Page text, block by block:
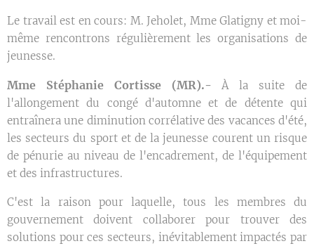
Le travail est en cours: M. Jeholet, Mme Glatigny et moi-
même rencontrons régulièrement les organisations de
jeunesse.
Mme Stéphanie Cortisse (MR).- À la suite de
l'allongement du congé d'automne et de détente qui
entraînera une diminution corrélative des vacances d'été,
les secteurs du sport et de la jeunesse courent un risque
de pénurie au niveau de l'encadrement, de l'équipement
et des infrastructures.
C'est la raison pour laquelle, tous les membres du
gouvernement doivent collaborer pour trouver des
solutions pour ces secteurs, inévitablement impactés par